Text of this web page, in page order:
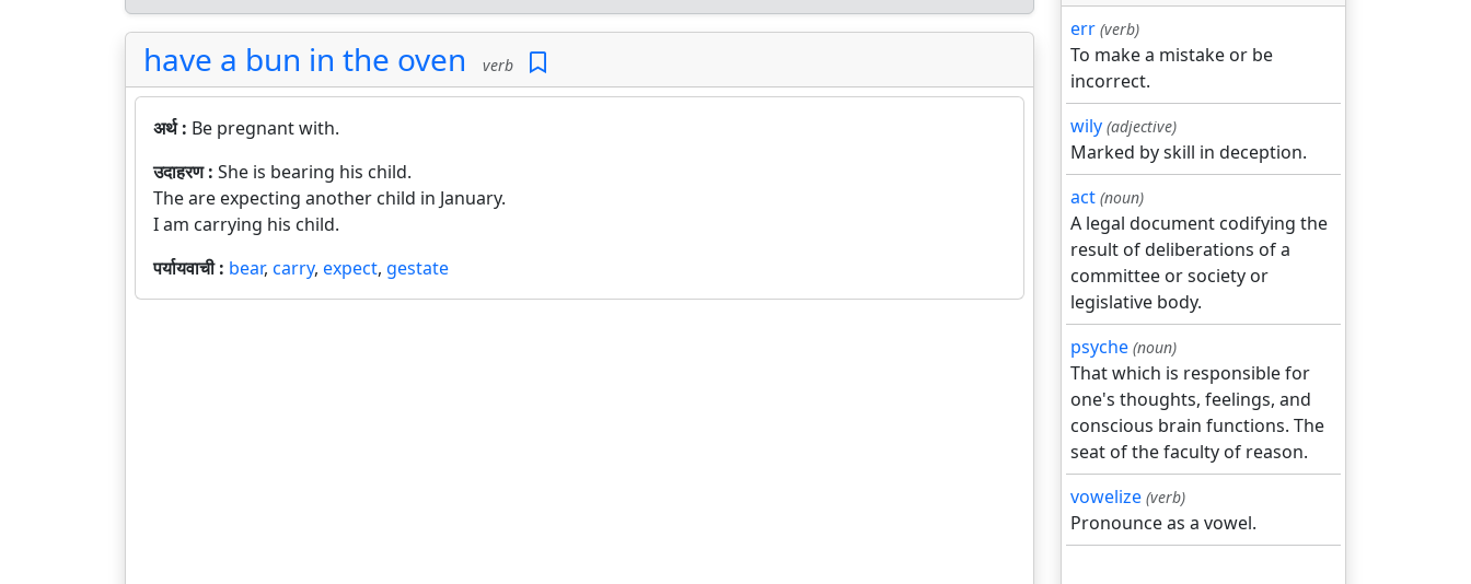
have a bun in the oven verb
अर्थ : Be pregnant with.
उदाहरण : She is bearing his child.
The are expecting another child in January.
I am carrying his child.
पर्यायवाची : bear, carry, expect, gestate
err (verb)
To make a mistake or be
incorrect.
wily (adjective)
Marked by skill in deception.
act (noun)
A legal document codifying the
result of deliberations of a
committee or society or
legislative body.
psyche (noun)
That which is responsible for
one's thoughts, feelings, and
conscious brain functions. The
seat of the faculty of reason.
vowelize (verb)
Pronounce as a vowel.